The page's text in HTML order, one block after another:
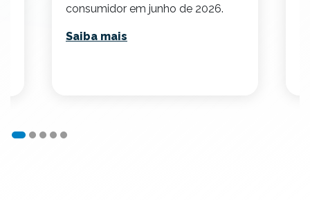
consumidor em junho de 2026.
Saiba mais